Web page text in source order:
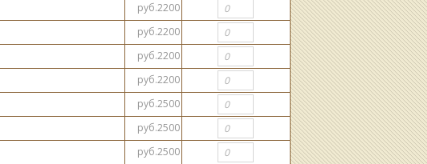
руб.2200
руб.2200
руб.2200
руб.2200
руб.2500
руб.2500
руб.2500